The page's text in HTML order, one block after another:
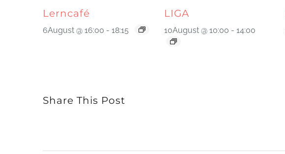
Lerncafé
6August @ 16:00 - 18:15
LIGA
10August @ 10:00 - 14:00
Share This Post